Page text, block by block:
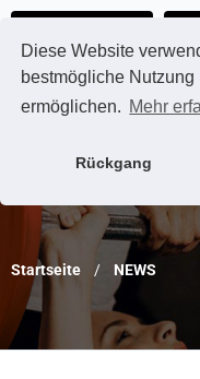
Diese Website
bestmögliche
ermöglichen. Mehr
Rückgang
Startseite NEWS